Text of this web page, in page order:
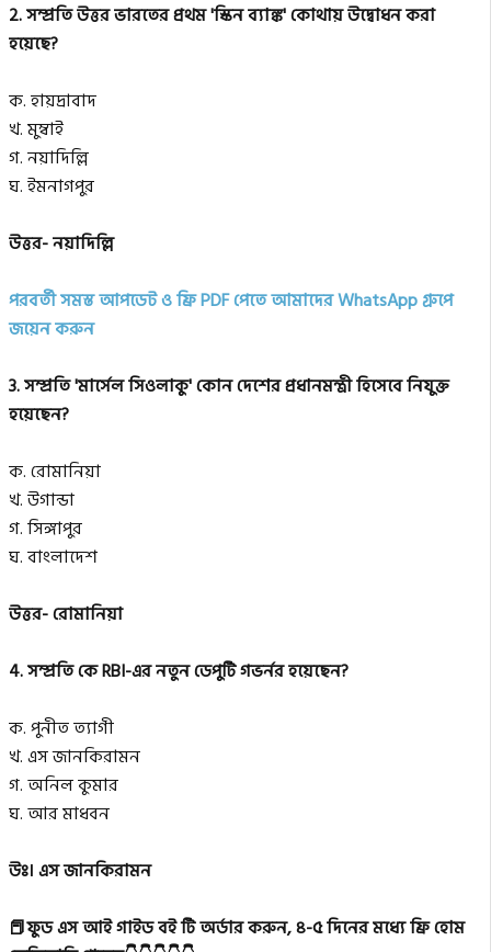
2. সম্প্রতি উত্তর ভারতের প্রথম 'স্কিন ব্যাঙ্ক' কোথায় উদ্বোধন করা
হয়েছে?
ক. হায়দ্রাবাদ
খ. মুম্বাই
গ. নয়াদিল্লি
ঘ. ইমনাগপুর
উত্তর- নয়াদিল্লি
পরবর্তী সমস্ত আপডেট ও ফ্রি PDF পেতে আমাদের WhatsApp গ্রুপে
জয়েন করুন
3. সম্প্রতি 'মার্সেল সিওলাকু' কোন দেশের প্রধানমন্ত্রী হিসেবে নিযুক্ত
হয়েছেন?
ক. রোমানিয়া
খ. উগান্ডা
গ. সিঙ্গাপুর
ঘ. বাংলাদেশ
উত্তর- রোমানিয়া
4. সম্প্রতি কে RBI-এর নতুন ডেপুটি গভর্নর হয়েছেন?
ক. পুনীত ত্যাগী
খ. এস জানকিরামন
গ. অনিল কুমার
ঘ. আর মাধবন
উঃ। এস জানকিরামন
📕ফুড এস আই গাইড বই টি অর্ডার করুন, ৪-৫ দিনের মধ্যে ফ্রি হোম